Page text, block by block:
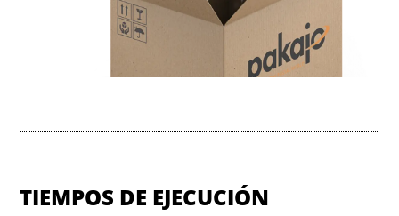
TIEMPOS DE EJECUCIÓN